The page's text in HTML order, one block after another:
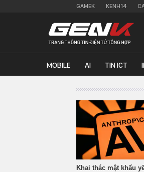
GAMEK KENH14
MOBILE AI TIN ICT
Khai thác mật khẩu